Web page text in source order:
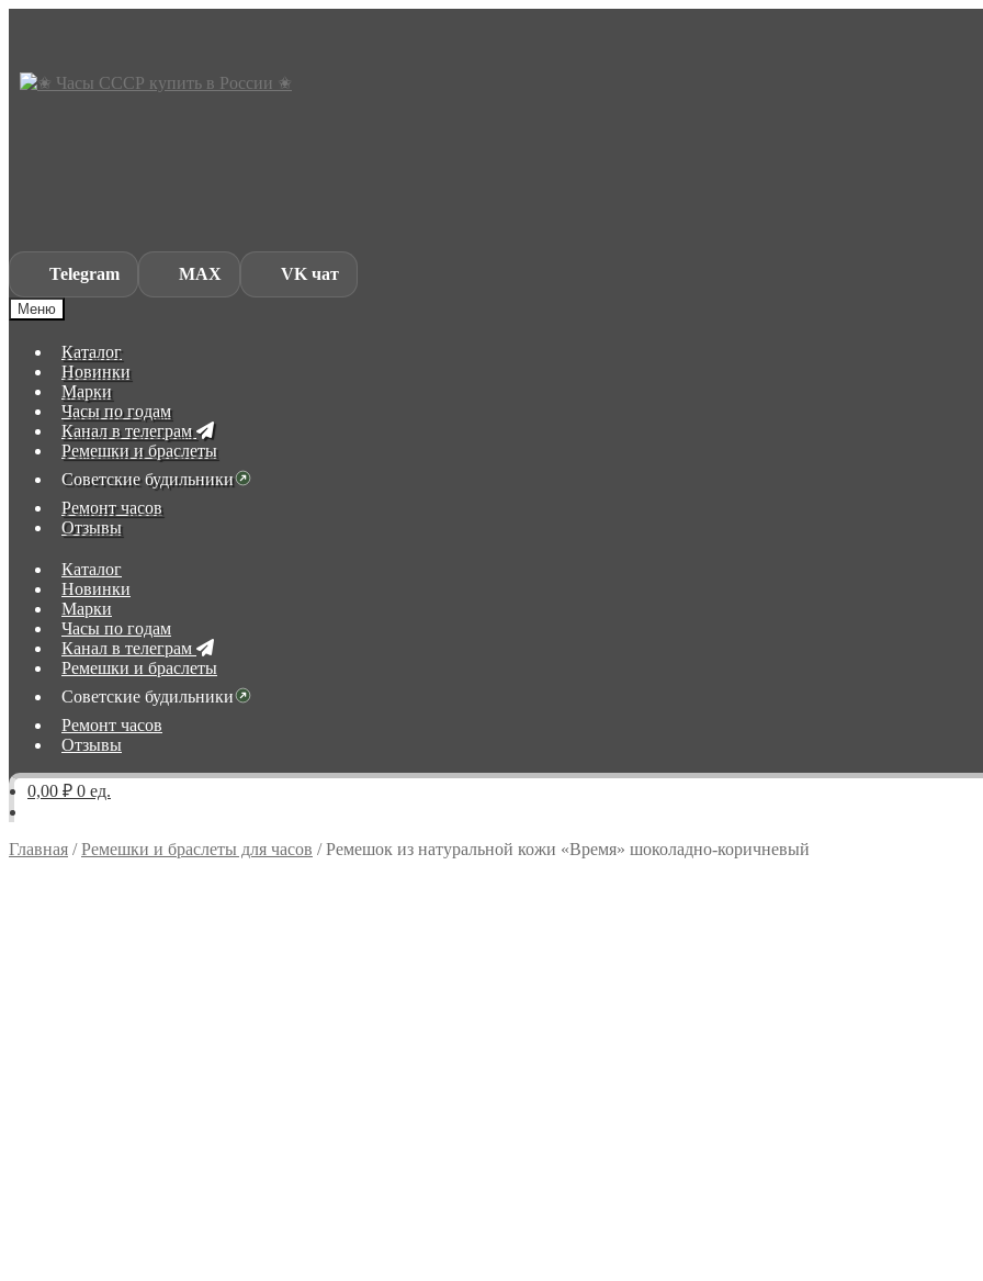
Skip
Skip
Telegram MAX VK чат
Меню
Каталог
Новинки
Марки
Часы по годам
Канал в телеграм
Ремешки и браслеты
Советские будильники
Ремонт часов
Отзывы
Каталог
Новинки
Марки
Часы по годам
Канал в телеграм
Ремешки и браслеты
Советские будильники
Ремонт часов
Отзывы
0,00 ₽ 0 ед.
Главная /Ремешки и браслеты для часов /Ремешок из натуральной кожи «Время» шоколадно-коричневый